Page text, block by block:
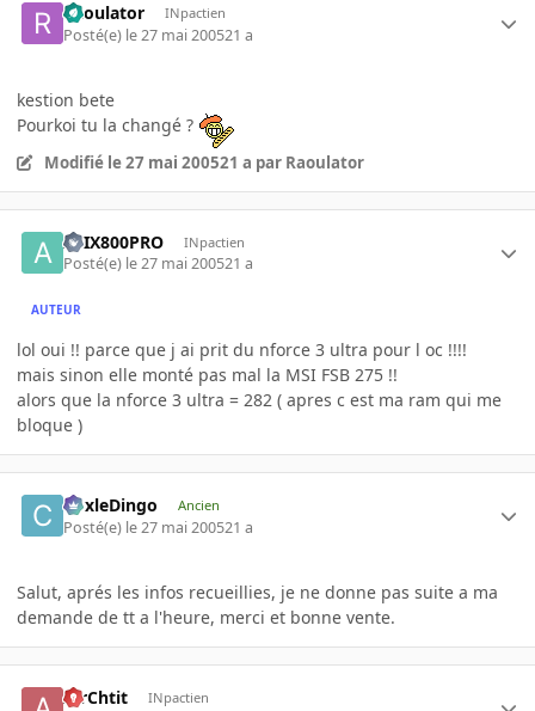
Raoulator INpactien
Posté(e) le 27 mai 200521 a
kestion bete
Pourkoi tu la changé ?
Modifié le 27 mai 200521 a par Raoulator
ATIX800PRO INpactien
Posté(e) le 27 mai 200521 a
AUTEUR
lol oui !! parce que j ai prit du nforce 3 ultra pour l oc !!!!
mais sinon elle monté pas mal la MSI FSB 275 !!
alors que la nforce 3 ultra = 282 ( apres c est ma ram qui me
bloque )
CoxleDingo Ancien
Posté(e) le 27 mai 200521 a
Salut, aprés les infos recueillies, je ne donne pas suite a ma
demande de tt a l'heure, merci et bonne vente.
AirChtit INpactien